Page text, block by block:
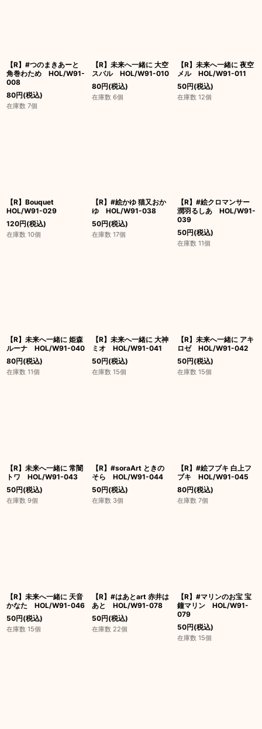
【R】#つのまきあーと
角巻わため HOL/W91-
008
80円(税込)
在庫数 7個
【R】未来へ一緒に 大空
スバル HOL/W91-010
80円(税込)
在庫数 6個
【R】未来へ一緒に 夜空
メル HOL/W91-011
50円(税込)
在庫数 12個
【R】Bouquet
HOL/W91-029
120円(税込)
在庫数 10個
【R】#絵かゆ 猫又おか
ゆ HOL/W91-038
50円(税込)
在庫数 17個
【R】#絵クロマンサー
潤羽るしあ HOL/W91-
039
50円(税込)
在庫数 11個
【R】未来へ一緒に 姫森
ルーナ HOL/W91-040
80円(税込)
在庫数 11個
【R】未来へ一緒に 大神
ミオ HOL/W91-041
50円(税込)
在庫数 15個
【R】未来へ一緒に アキ
ロゼ HOL/W91-042
50円(税込)
在庫数 15個
【R】未来へ一緒に 常闇
トワ HOL/W91-043
50円(税込)
在庫数 9個
【R】#soraArt ときの
そら HOL/W91-044
50円(税込)
在庫数 3個
【R】#絵フブキ 白上フ
ブキ HOL/W91-045
80円(税込)
在庫数 7個
【R】未来へ一緒に 天音
かなた HOL/W91-046
50円(税込)
在庫数 15個
【R】#はあとart 赤井は
あと HOL/W91-078
50円(税込)
在庫数 22個
【R】#マリンのお宝 宝
鐘マリン HOL/W91-
079
50円(税込)
在庫数 15個